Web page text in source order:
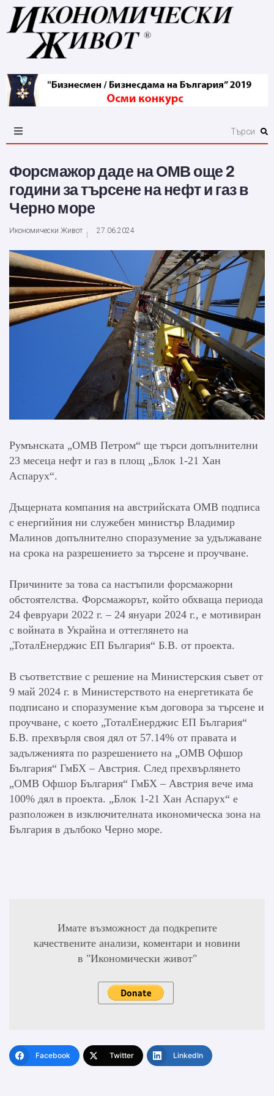
Форсмажор даде на ОМВ още 2
години за търсене на нефт и газ в
Черно море
Икономически Живот 27.06.2024
Румънската „ОМВ Петром“ ще търси допълнителни
23 месеца нефт и газ в площ „Блок 1-21 Хан
Аспарух“.
Дъщерната компания на австрийската ОМВ подписа
с енергийния ни служебен министър Владимир
Малинов допълнително споразумение за удължаване
на срока на разрешението за търсене и проучване.
Причините за това са настъпили форсмажорни
обстоятелства. Форсмажорът, който обхваща периода
24 февруари 2022 г. – 24 януари 2024 г., е мотивиран
с войната в Украйна и оттеглянето на
„ТоталЕнерджис ЕП България“ Б.В. от проекта.
В съответствие с решение на Министерския съвет от
9 май 2024 г. в Министерството на енергетиката бе
подписано и споразумение към договора за търсене и
проучване, с което „ТоталЕнерджис ЕП България“
Б.В. прехвърля своя дял от 57.14% от правата и
задълженията по разрешението на „ОМВ Офшор
България“ ГмБХ – Австрия. След прехвърлянето
„ОМВ Офшор България“ ГмБХ – Австрия вече има
100% дял в проекта. „Блок 1-21 Хан Аспарух“ е
разположен в изключителната икономическа зона на
България в дълбоко Черно море.
Имате възможност да подкрепите
качествените анализи, коментари и новини
в "Икономически живот"
Facebook Twitter LinkedIn